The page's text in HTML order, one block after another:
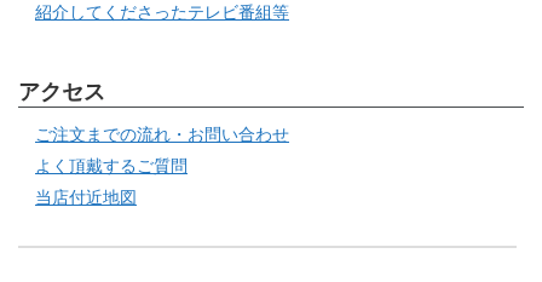
紹介してくださったテレビ番組等
アクセス
ご注文までの流れ・お問い合わせ
よく頂戴するご質問
当店付近地図